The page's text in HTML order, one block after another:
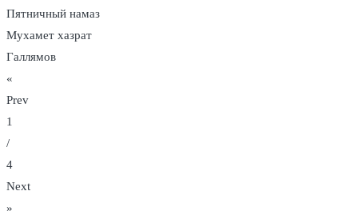
Пятничный намаз
Мухамет хазрат
Галлямов
«
Prev
1
/
4
Next
»